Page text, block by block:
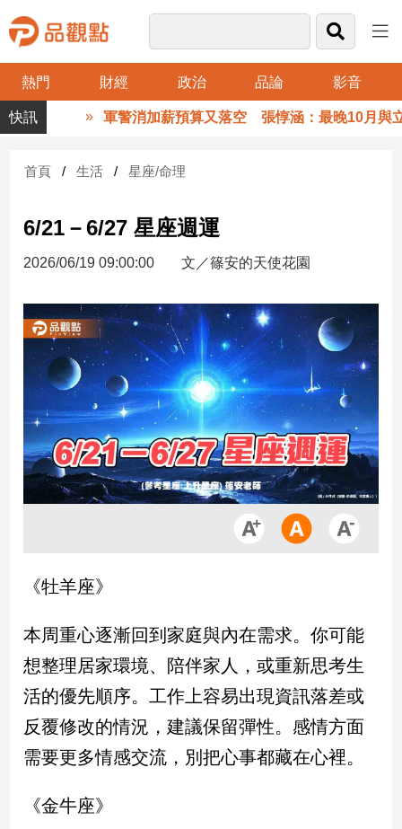
熱門 財經 政治 品論 影音
品
觀
財
台
財
新
聞
經/
市
房
地
產
點
治
政
治
點
品
點
民
軍警消加薪預算又落空 張惇涵：最晚10月與立法
首頁 生活 星座/命理
6/21－6/27 星座週運
2026/06/19 09:00:00 文／篠安的天使花園
《牡羊座》
本周重心逐漸回到家庭與內在需求。你可能
想整理居家環境、陪伴家人，或重新思考生
活的優先順序。工作上容易出現資訊落差或
反覆修改的情況，建議保留彈性。感情方面
需要更多情感交流，別把心事都藏在心裡。
《金牛座》